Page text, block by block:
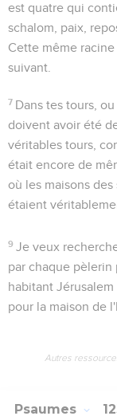
est quatre qui
schalom , paix,
Cette même
suivant.
7 Dans tes tours ,
doivent avoir été
véritables tours,
était encore de
où les maisons
étaient
9 Je veux
par chaque pèlerin
habitant Jérusalem
pour la maison de
Autres
Psaumes